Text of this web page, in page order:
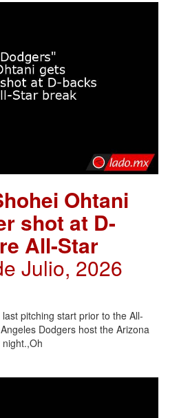
Ohtani
shot at D-
All-Star
Julio, 2026
pitching start prior to the All-
Dodgers host the Arizona